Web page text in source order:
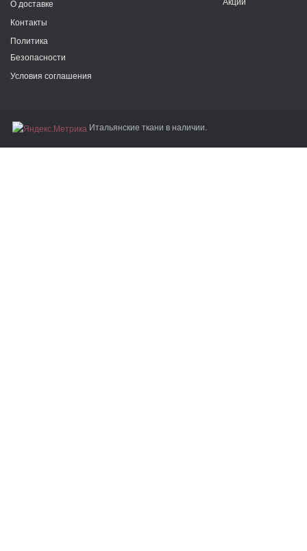
О доставке
Контакты
Политика
Безопасности
Условия соглашения
Итальянские ткани в наличии.